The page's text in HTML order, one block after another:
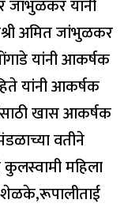
जांभुळकर यांनी
अमित जांभुळकर
यांनी आकर्षक
यांनी आकर्षक
खास आकर्षक
वतीने
महिला
शेळके,रूपालीताई